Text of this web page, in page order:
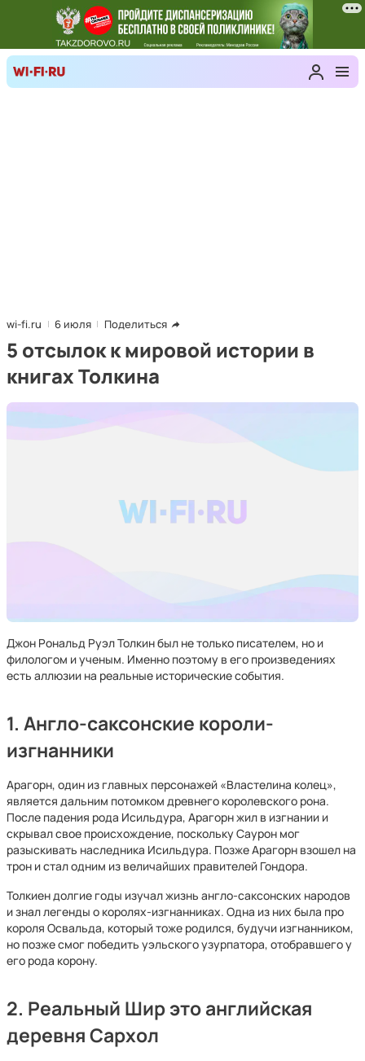
wi-fi.ru 6 июля Поделиться
5 отсылок к мировой истории в
книгах Толкина
Джон Рональд Руэл Толкин был не только писателем, но и
филологом и ученым. Именно поэтому в его произведениях
есть аллюзии на реальные исторические события.
1. Англо-саксонские короли-
изгнанники
Арагорн, один из главных персонажей «Властелина колец»,
является дальним потомком древнего королевского рона.
После падения рода Исильдура, Арагорн жил в изгнании и
скрывал свое происхождение, поскольку Саурон мог
разыскивать наследника Исильдура. Позже Арагорн взошел на
трон и стал одним из величайших правителей Гондора.
Толкиен долгие годы изучал жизнь англо-саксонских народов
и знал легенды о королях-изгнанниках. Одна из них была про
короля Освальда, который тоже родился, будучи изгнанником,
но позже смог победить уэльского узурпатора, отобравшего у
его рода корону.
2. Реальный Шир это английская
деревня Сархол